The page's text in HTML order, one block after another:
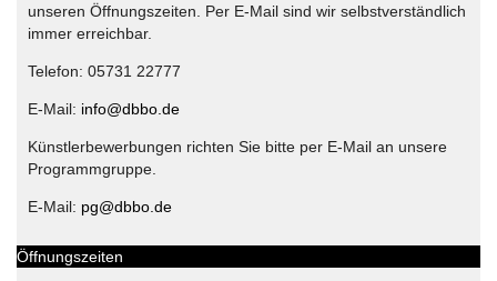
unseren Öffnungszeiten. Per E-Mail sind wir selbstverständlich
immer erreichbar.
Telefon: 05731 22777
E-Mail: info@dbbo.de
Künstlerbewerbungen richten Sie bitte per E-Mail an unsere
Programmgruppe.
E-Mail: pg@dbbo.de
Öffnungszeiten